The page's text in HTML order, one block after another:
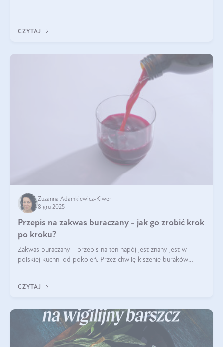
CZYTAJ
Zuzanna Adamkiewicz-Kiwer
8 gru 2025
Przepis na zakwas buraczany - jak go zrobić krok
po kroku?
Zakwas buraczany - przepis na ten napój jest znany jest w
polskiej kuchni od pokoleń. Przez chwilę kiszenie buraków
CZYTAJ